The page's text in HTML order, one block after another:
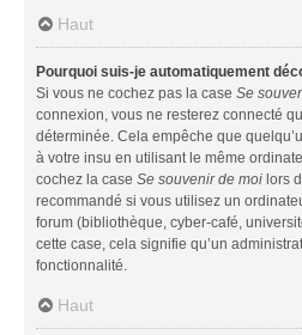
Haut
Pourquoi suis-je automatiquement
Si vous ne cochez pas la case Se
connexion, vous ne resterez connecté
déterminée. Cela empêche que
à votre insu en utilisant le même
cochez la case Se souvenir de moi lors
recommandé si vous utilisez un
forum (bibliothèque, cyber-café,
cette case, cela signifie qu’un
fonctionnalité.
Haut